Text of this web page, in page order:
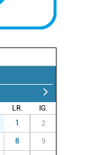
LR.
IG.
1 2
8 9